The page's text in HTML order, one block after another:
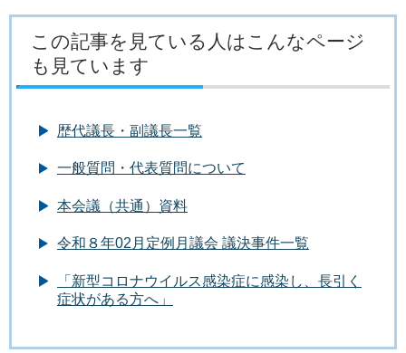
この記事を見ている人はこんなページ
も見ています
歴代議長・副議長一覧
一般質問・代表質問について
本会議（共通）資料
令和８年02月定例月議会 議決事件一覧
「新型コロナウイルス感染症に感染し、長引く
症状がある方へ」